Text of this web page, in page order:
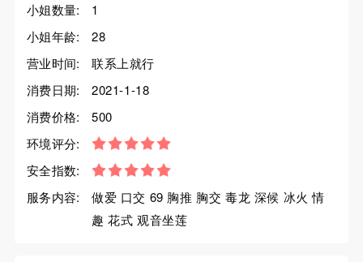
小姐数量:
1
小姐年龄:
28
营业时间:
联系上就行
消费日期:
2021-1-18
消费价格:
500
环境评分:
安全指数:
服务内容:
做爱 口交 69 胸推 胸交 毒龙 深候 冰火 情
趣 花式 观音坐莲